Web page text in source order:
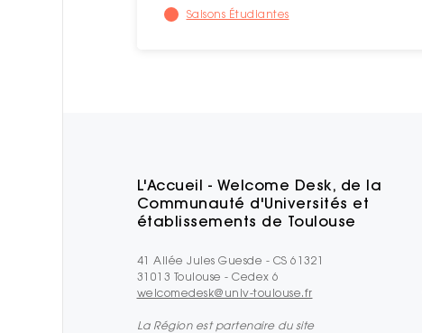
Saisons Étudiantes
L'Accueil - Welcome Desk, de la
Communauté d'Universités et
établissements de Toulouse
41 Allée Jules Guesde - CS 61321
31013 Toulouse - Cedex 6
welcomedesk@univ-toulouse.fr
La Région est partenaire du site